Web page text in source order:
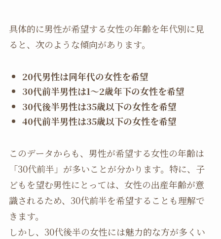
具体的に男性が希望する女性の年齢を年代別に見
ると、次のような傾向があります。
20代男性は同年代の女性を希望
30代前半男性は1～2歳年下の女性を希望
30代後半男性は35歳以下の女性を希望
40代前半男性は35歳以下の女性を希望
このデータからも、男性が希望する女性の年齢は
「30代前半」が多いことが分かります。特に、子
どもを望む男性にとっては、女性の出産年齢が意
識されるため、30代前半を希望することも理解で
きます。
しかし、30代後半の女性には魅力的な方が多くい